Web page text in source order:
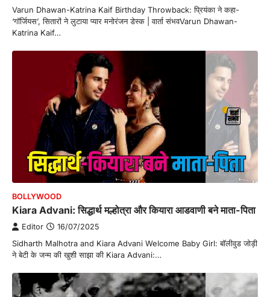
Varun Dhawan-Katrina Kaif Birthday Throwback: प्रियंका ने कहा-
‘गॉर्जियस’, सितारों ने लुटाया प्यार मनोरंजन डेस्क | वार्ता संभवVarun Dhawan-
Katrina Kaif…
BOLLYWOOD
Kiara Advani: सिद्धार्थ मल्होत्रा और कियारा आडवाणी बने माता-पिता
Editor 16/07/2025
Sidharth Malhotra and Kiara Advani Welcome Baby Girl: बॉलीवुड जोड़ी
ने बेटी के जन्म की खुशी साझा की Kiara Advani:…